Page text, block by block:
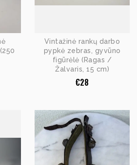
Vintažinė rankų darbo
pypkė zebras, gyvūno
figūrėlė (Ragas /
Žalvaris, 15 cm)
€28